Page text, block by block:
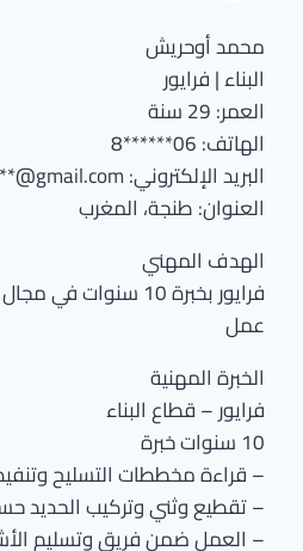
محمد أوحريش
البناء | فرايور
العمر: 29 سنة
الهاتف: 06******8
البريد الإلكتروني: mohamedou********@gmail.com
العنوان: طنجة، المغرب
الهدف المهني
فرايور بخبرة 10
عمل
الخبرة المهنية
فرايور – قطاع البناء
10 سنوات خبرة
– قراءة مخططات التسليح
– تقطيع وثني وتركيب الحديد
– العمل ضمن فريق وتسليم